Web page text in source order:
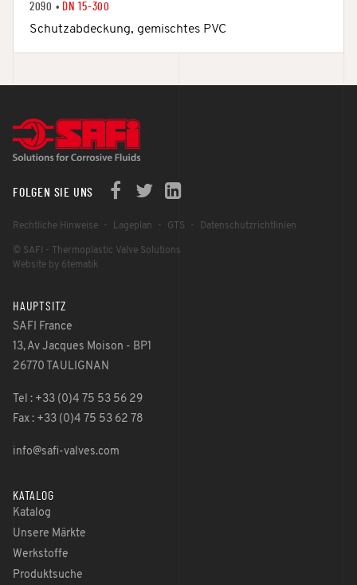
2090 • DN 15-300
Schutzabdeckung, gemischtes PVC
FOLGEN SIE UNS
Rechtliche Hinweise Lageplan GTS Datenschutzrichtlinien
© SAFI - Thermoplastic Valve Solutions
Website by 6tematik
HAUPTSITZ
SAFI France
13, Av Jacques Moison - BP1
26770 TAULIGNAN
Tel : +33 (0)4 75 53 56 29
Fax : +33 (0)4 75 53 62 78
info@safi-valves.com
KATALOG
Katalog
Unsere Märkte
Werkstoffe
Produktsuche